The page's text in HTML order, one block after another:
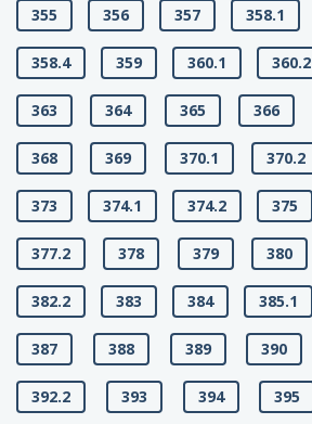
355 356 357 358.1
358.4 359 360.1 360.2
363 364 365 366
368 369 370.1 370.2
373 374.1 374.2 375
377.2 378 379 380
382.2 383 384 385.1
387 388 389 390
392.2 393 394 395